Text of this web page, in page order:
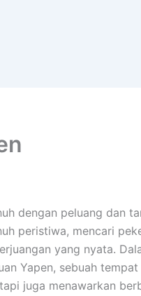
dengan peluang dan
peristiwa, mencari
yang nyata.
Yapen, sebuah
juga menawarkan